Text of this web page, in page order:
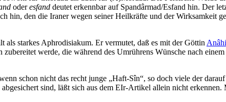
oderesfand deutet erkennbar auf Spandârmad/Esfand hin. Der
hin, den die Iraner wegen seiner Heilkräfte und der Wirksamkeit
als starkes Aphrodisiakum. Er vermutet, daß es mit der Göttin
werde, die während des Umrührens Wünsche nach
schon nicht das recht junge „Haft-Sîn“, so doch viele der
sind, läßt sich aus dem EIr-Artikel allein nicht